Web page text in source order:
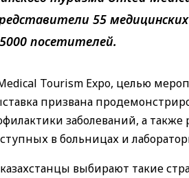
55
посетителей.
Tourism Expo, целью
призвана
заболеваний, а
в больницах и
выбирают такие